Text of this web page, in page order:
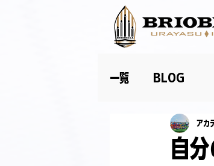
一覧 BLOG
自
アカ